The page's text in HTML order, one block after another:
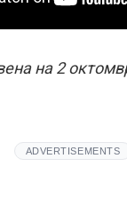
на 2
ADVERTISEMENTS